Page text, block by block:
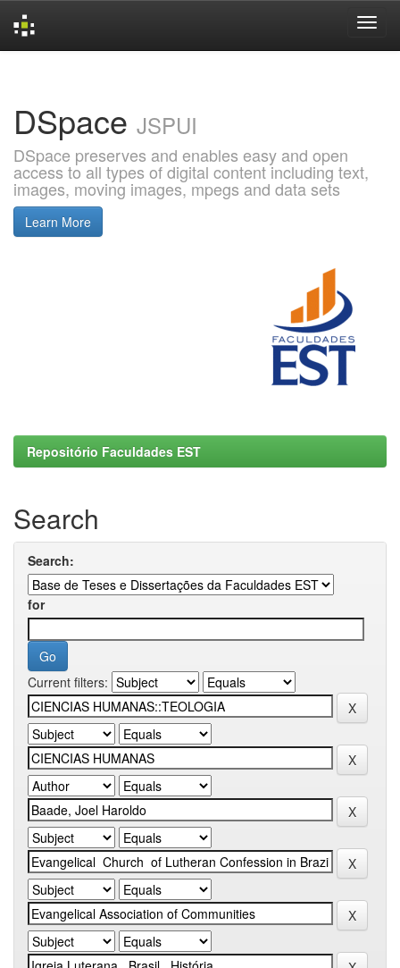
DSpace JSPUI
DSpace preserves and enables easy and open
access to all types of digital content including text,
images, moving images, mpegs and data sets
Learn More
Repositório Faculdades EST
Search
Search:
for
Current filters: